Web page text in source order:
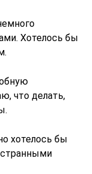
Хотелось бы
что делать,
хотелось бы